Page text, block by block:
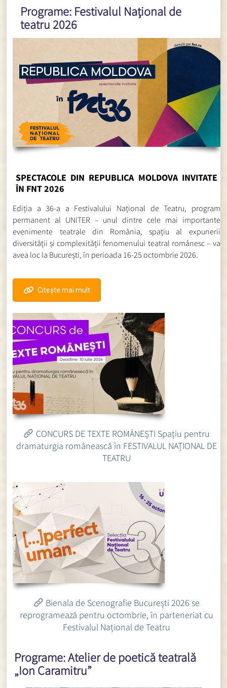
Programe: Festivalul Național de
teatru 2026
SPECTACOLE DIN REPUBLICA MOLDOVA INVITATE
ÎN FNT 2026
Ediția a 36-a a Festivalului Național de Teatru, program
permanent al UNITER – unul dintre cele mai importante
evenimente teatrale din România, spațiu al expunerii
diversității și complexității fenomenului teatral românesc – va
avea loc la București, în perioada 16-25 octombrie 2026.
Citește mai mult
CONCURS DE TEXTE ROMÂNEȘTI Spațiu pentru
dramaturgia românească în FESTIVALUL NAȚIONAL DE
TEATRU
Bienala de Scenografie București 2026 se
reprogramează pentru octombrie, în parteneriat cu
Festivalul Național de Teatru
Programe: Atelier de poetică teatrală
„Ion Caramitru”